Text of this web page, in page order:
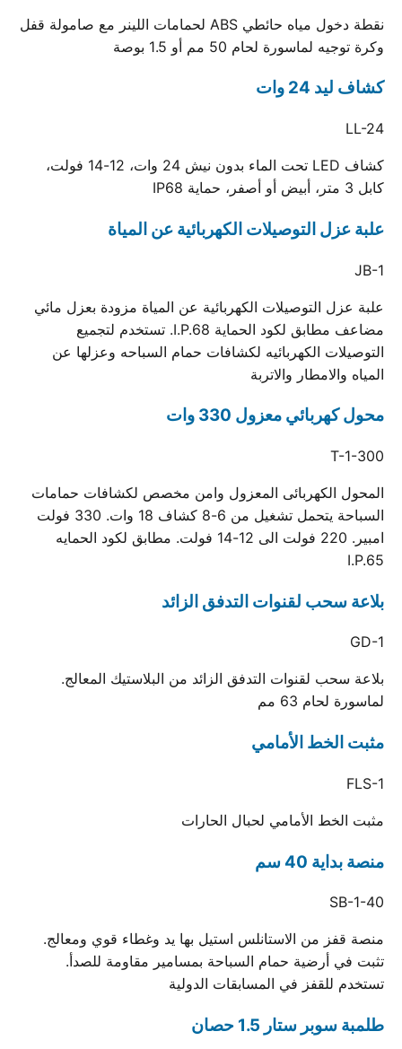
نقطة دخول مياه حائطي ABS لحمامات اللينر مع صامولة قفل
وكرة توجيه لماسورة لحام 50 مم أو 1.5 بوصة
كشاف ليد 24 وات
LL-24
كشاف LED تحت الماء بدون نيش 24 وات، 12-14 فولت،
كابل 3 متر، أبيض أو أصفر، حماية IP68
علبة عزل التوصيلات الكهربائية عن المياة
JB-1
علبة عزل التوصيلات الكهربائية عن المياة مزودة بعزل مائي
مضاعف مطابق لكود الحماية I.P.68. تستخدم لتجميع
التوصيلات الكهربائيه لكشافات حمام السباحه وعزلها عن
المياه والامطار والاتربة
محول كهربائي معزول 330 وات
T-1-300
المحول الكهربائى المعزول وامن مخصص لكشافات حمامات
السباحة يتحمل تشغيل من 6-8 كشاف 18 وات. 330 فولت
امبير. 220 فولت الى 12-14 فولت. مطابق لكود الحمايه
I.P.65
بلاعة سحب لقنوات التدفق الزائد
GD-1
بلاعة سحب لقنوات التدفق الزائد من البلاستيك المعالج.
لماسورة لحام 63 مم
مثبت الخط الأمامي
FLS-1
مثبت الخط الأمامي لحبال الحارات
منصة بداية 40 سم
SB-1-40
منصة قفز من الاستانلس استيل بها يد وغطاء قوي ومعالج.
تثبت في أرضية حمام السباحة بمسامير مقاومة للصدأ.
تستخدم للقفز في المسابقات الدولية
طلمبة سوبر ستار 1.5 حصان